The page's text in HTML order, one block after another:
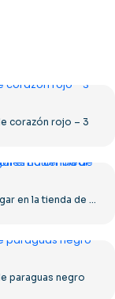
corazón rojo – 3
paraguas negro